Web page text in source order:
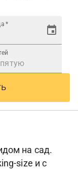
*
на сад.
size и с